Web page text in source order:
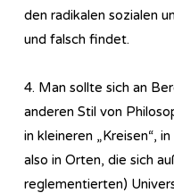
den radikalen sozialen
und falsch findet.
4. Man sollte sich an
anderen Stil von
in kleineren „Kreisen“,
also in Orten, die sich
reglementierten)